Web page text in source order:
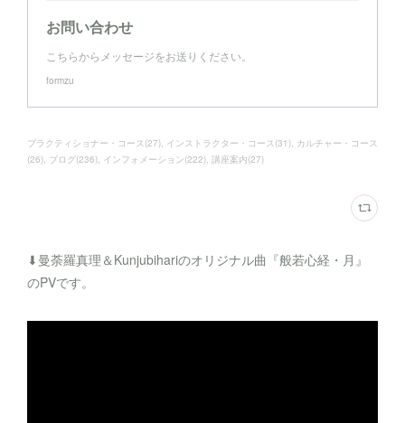
お問い合わせ
こちらからメッセージをお送りください。
formzu
プラクティショナー・コース (27) インストラクター・コース (31) カルチャー・コース
(26) ブログ(236) インフォメーション(222) 講座案内(27)
⬇︎曼荼羅真理＆Kunjubihariのオリジナル曲『般若心経・月』
のPVです。